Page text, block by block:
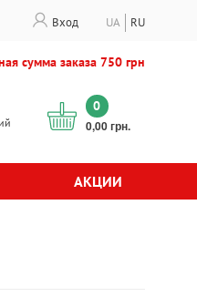
Вход RU
UA
сумма заказа 750 грн
0
0,00 грн.
АКЦИИ